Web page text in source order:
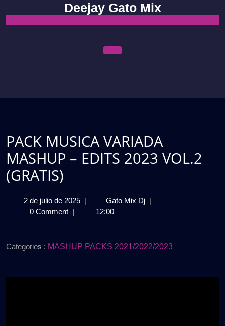
content
Deejay Gato Mix
PACK MUSICA VARIADA
MASHUP – EDITS 2023 VOL.2
(GRATIS)
2 de julio de 20252
2025
| Gato Mix DjPACK
–
VOL.2
|
0 Comment | 12:00
Categories : MASHUP PACKS 2021/2022/2023